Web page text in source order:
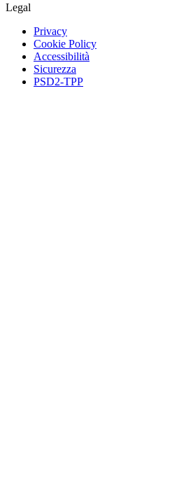
Legal
Privacy
Cookie Policy
Accessibilità
Sicurezza
PSD2-TPP